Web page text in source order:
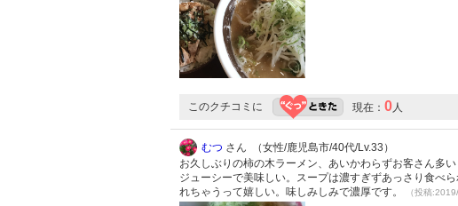
このクチコミに 現在： 0人
むつ さん （女性/鹿児島市/40代/Lv.33）
お久しぶりの柿の木ラーメン、あいかわらずお客さん多
ジューシーで美味しい。スープは濃すぎずあっさり食べ
れちゃうって嬉しい。味しみしみで濃厚です。
（投稿